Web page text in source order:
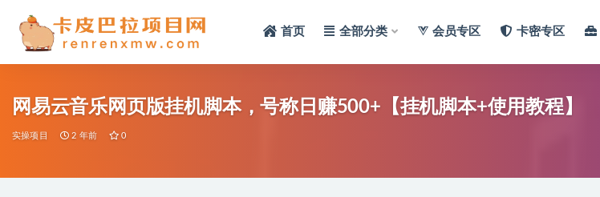
首页 全部分类 会员专区 卡密专区
网易云音乐网页版挂机脚本，号称日赚500+【挂机脚本+使用教程】
实操项目 2 年前 0